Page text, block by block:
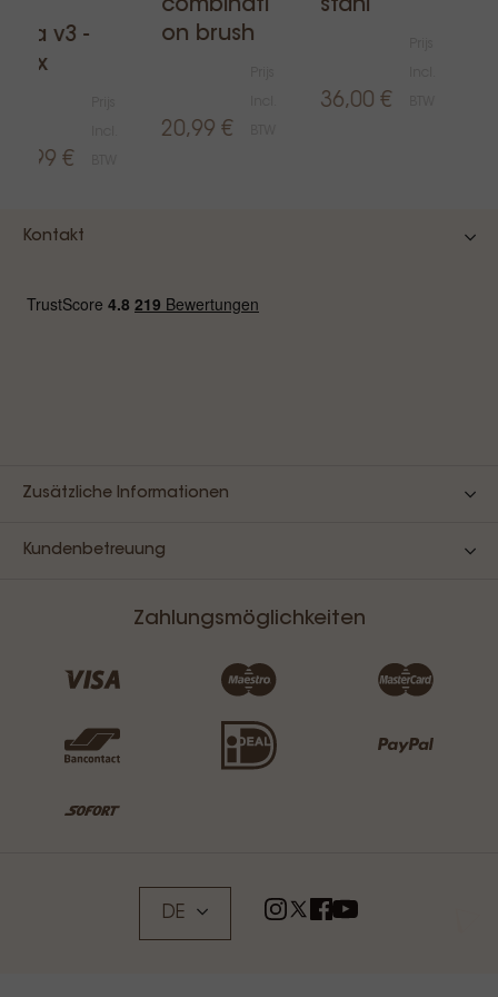
v3 -
€
combinati
on brush
20,99 €
stahl
36,00 €
Kontakt
Zusätzliche Informationen
Kundenbetreuung
Zahlungsmöglichkeiten
DE